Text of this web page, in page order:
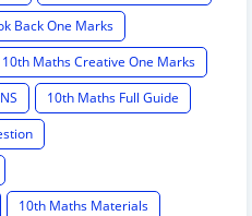
Back One Marks
10th Maths Creative One Marks
10th Maths Full Guide
10th Maths Materials